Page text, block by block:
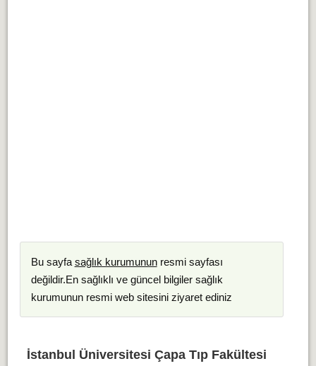
Bu sayfa sağlık kurumununresmi sayfası
değildir.En sağlıklı ve güncel bilgiler sağlık
kurumunun resmi web sitesini ziyaret ediniz
İstanbul Üniversitesi Çapa Tıp Fakültesi